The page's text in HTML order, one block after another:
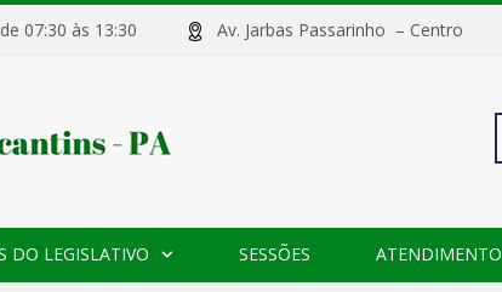
de 07:30 às 13:30 Av. Jarbas Passarinho – Centro
DO LEGISLATIVO SESSÕES ATENDIMENTO